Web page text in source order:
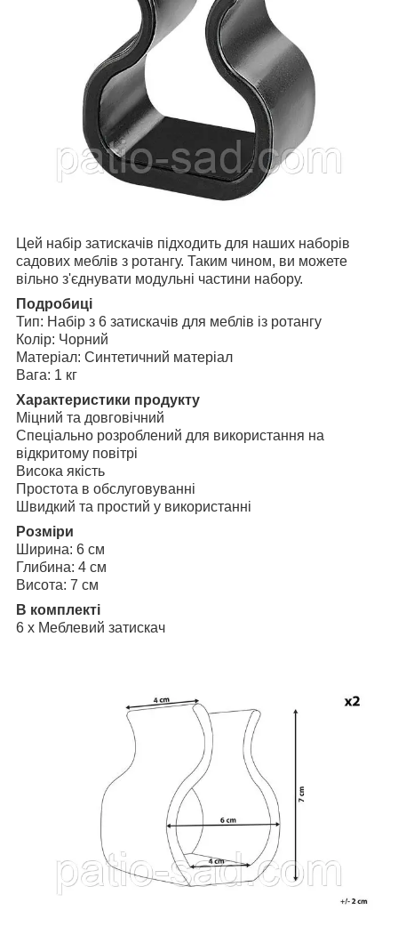
Цей набір затискачів підходить для наших наборів
садових меблів з ротангу. Таким чином, ви можете
вільно з'єднувати модульні частини набору.
Подробиці
Тип: Набір з 6 затискачів для меблів із ротангу
Колір: Чорний
Матеріал: Синтетичний матеріал
Вага: 1 кг
Характеристики продукту
Міцний та довговічний
Спеціально розроблений для використання на
відкритому повітрі
Висока якість
Простота в обслуговуванні
Швидкий та простий у використанні
Розміри
Ширина: 6 см
Глибина: 4 см
Висота: 7 см
В комплекті
6 x Меблевий затискач